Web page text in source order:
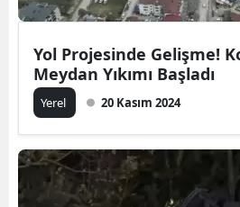
Yol Projesinde Gelişme!
Meydan Yıkımı Başladı
Yerel 20 Kasım 2024